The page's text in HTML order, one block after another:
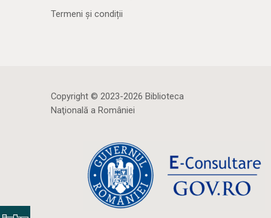
Termeni și condiții
Copyright © 2023-2026 Biblioteca
Naţională a României